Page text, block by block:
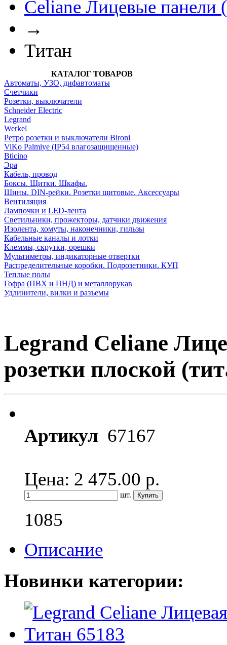
Celiane Лицевые панели
→
Титан
КАТАЛОГ ТОВАРОВ
Автоматы, УЗО, дифавтоматы
Счетчики
Розетки, выключатели
Schneider Electric
Legrand
Werkel
Ретро розетки и выключатели Bironi
ViKo Palmiye (IP54 влагозащищенные)
Bticino
Эра
Кабель, провод
Боксы. Щитки. Шкафы.
Шины. DIN-рейки. Розетки щитовые. Аксессуары
Вентиляция
Лампочки и LED-лента
Светильники, прожекторы, датчики движения
Изолента, хомуты, наконечники, гильзы
Кабельные каналы и лотки
Клеммы, скрутки, орешки
Мультиметры, индикаторные отвертки
Распределительные коробки. Подрозетники. КУП
Теплые полы
Гофра (ПВХ и ПНД) и металлорукав
Удлинители, вилки и разъемы
Legrand Celiane
розетки плоской
Артикул 67167
Цена: 2 475.00 р.
шт.
1085
Описание
Новинки категории: